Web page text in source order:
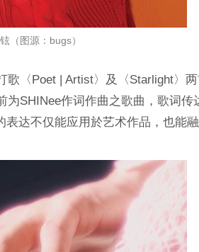
（图源：bugs）
歌〈Poet | Artist〉及〈Starlight〉
为SHINee作词作曲之歌曲，歌词传
表达不仅能应用於艺术作品，也能